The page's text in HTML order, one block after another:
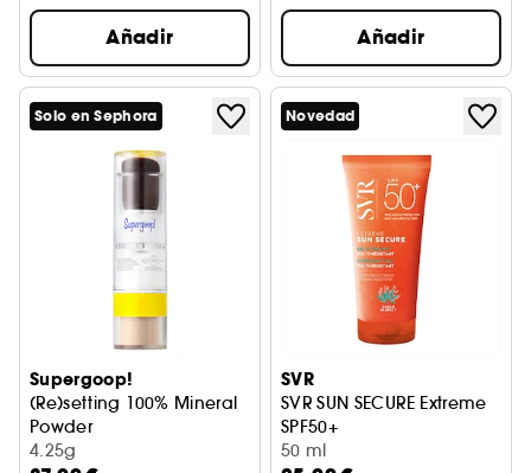
Añadir Añadir
Solo en Sephora
Supergoop!
(Re)setting 100% Mineral
Powder
Protector solar SPF 30 PA+++
4.25g
Novedad
SVR
SVR SUN SECURE Extreme
SPF50+
50 ml